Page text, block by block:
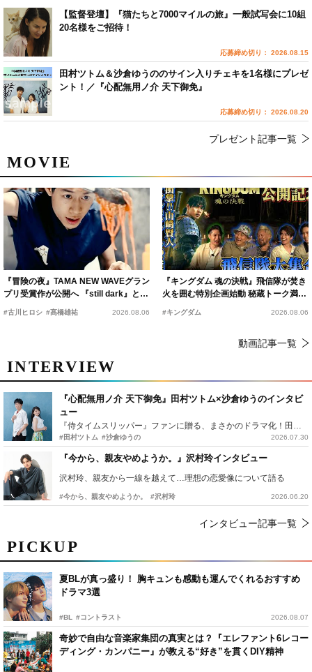
PICKUP
夏BLが真っ盛り！ 胸キュンも感動も運んでくれるおすすめ
ドラマ3選
#BL #コントラスト 2026.08.07
奇妙で自由な音楽家集団の真実とは？『エレファント6レコー
ディング・カンパニー』が教える“好き”を貫くDIY精神
MOVIE
『冒険の夜』TAMA NEW WAVEグラン
プリ受賞作が公開へ 『still dark』と同
時上映決定
#古川ヒロシ #髙橋雄祐 2026.08.06
『キングダム 魂の決戦』飛信隊が焚き
火を囲む特別企画始動 秘蔵トーク満載
の“キングダムキャンプ”開催
#キングダム 2026.08.06
動画記事一覧
INTERVIEW
『心配無用ノ介 天下御免』田村ツトム×沙倉ゆうのインタビ
ュー
『侍タイムスリッパー』ファンに贈る、まさかのドラマ化！田村ツトム×沙倉ゆうのが語る『心配無用ノ介』撮影秘話
#田村ツトム #沙倉ゆうの 2026.07.30
『今から、親友やめようか。』沢村玲インタビュー
沢村玲、親友から一線を越えて…理想の恋愛像について語る
#今から、親友やめようか。 #沢村玲 2026.06.20
インタビュー記事一覧
【監督登壇】『猫たちと7000マイルの旅』一般試写会に10組
20名様をご招待！
応募締め切り： 2026.08.15
田村ツトム＆沙倉ゆうののサイン入りチェキを1名様にプレゼ
ント！／『心配無用ノ介 天下御免』
応募締め切り： 2026.08.20
プレゼント記事一覧